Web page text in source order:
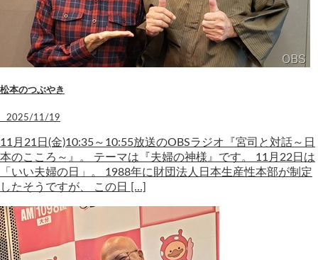
松本のつぶやき
2025/11/19
11月21日(金)10:35～10:55放送のOBSラジオ『宮司と対話～日
本のこころ～』。 テーマは『夫婦の神様』です。 11月22日は
「いい夫婦の日」。 1988年に財団法人日本生産性本部が制定
したそうですが、 この日 […]